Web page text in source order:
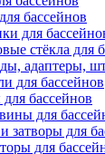
бассейнов
для
стёкла для
адаптеры,
для бассейнов
бассейнов
для
затворы для
для